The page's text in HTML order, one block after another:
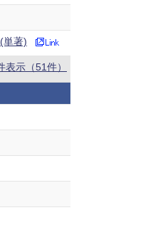
単著)
表示（51件）